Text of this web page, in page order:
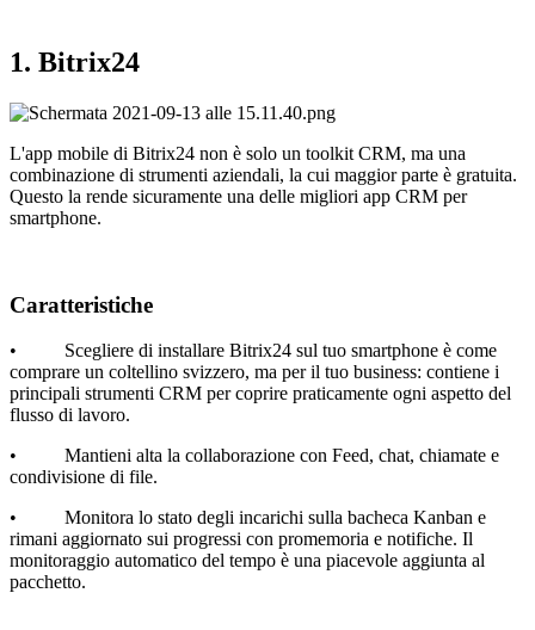
1. Bitrix24
L'app mobile di Bitrix24 non è solo un toolkit CRM, ma una
combinazione di strumenti aziendali, la cui maggior parte è gratuita.
Questo la rende sicuramente una delle migliori app CRM per
smartphone.
Caratteristiche
• Scegliere di installare Bitrix24 sul tuo smartphone è come
comprare un coltellino svizzero, ma per il tuo business: contiene i
principali strumenti CRM per coprire praticamente ogni aspetto del
flusso di lavoro.
• Mantieni alta la collaborazione con Feed, chat, chiamate e
condivisione di file.
• Monitora lo stato degli incarichi sulla bacheca Kanban e
rimani aggiornato sui progressi con promemoria e notifiche. Il
monitoraggio automatico del tempo è una piacevole aggiunta al
pacchetto.